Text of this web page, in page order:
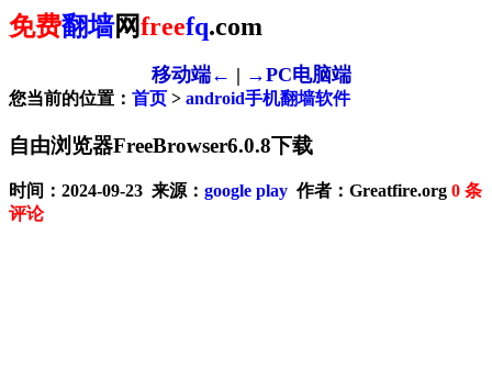
免费翻墙网freefq.com
移动端← | →PC电脑端
您当前的位置： 首页 > android手机翻墙软件
自由浏览器FreeBrowser6.0.8下载
时间：2024-09-23 来源： google play 作者：Greatfire.org 0 条
评论